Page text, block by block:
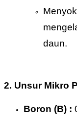
daun.
2. Unsur Mikro
Boron (B) :